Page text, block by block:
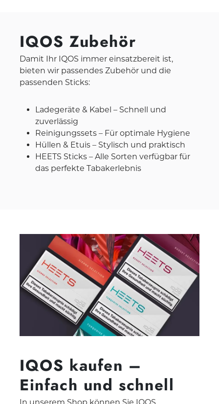
IQOS Zubehör
Damit Ihr IQOS immer einsatzbereit ist,
bieten wir passendes Zubehör und die
passenden Sticks:
Ladegeräte & Kabel – Schnell und
zuverlässig
Reinigungssets – Für optimale Hygiene
Hüllen & Etuis – Stylisch und praktisch
HEETS Sticks – Alle Sorten verfügbar für
das perfekte Tabakerlebnis
IQOS kaufen –
Einfach und schnell